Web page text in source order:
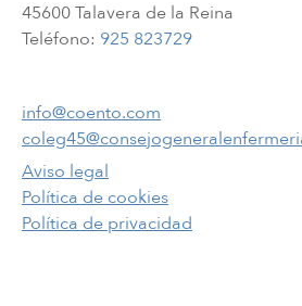
45600 Talavera de la Reina
Teléfono: 925 823729
info@coento.com
Aviso legal
Política de cookies
Política de privacidad